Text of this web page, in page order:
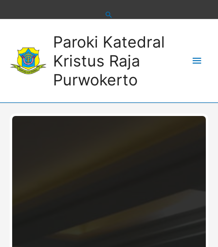
Paroki Katedral
Kristus Raja
Purwokerto